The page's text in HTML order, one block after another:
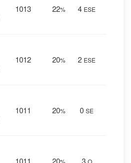
1013 22% 4 ESE
1012 20% 2 ESE
1011 20% 0 SE
1011 20% 3 O